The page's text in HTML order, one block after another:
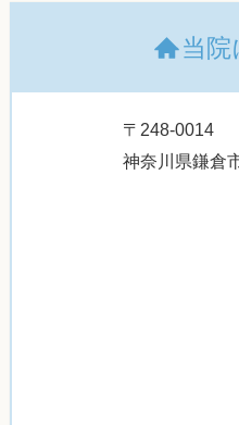
当院
〒248-0014
神奈川県鎌倉